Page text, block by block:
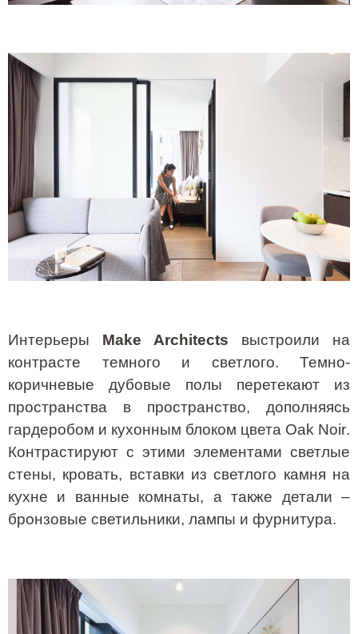
Интерьеры Make Architects
выстроили на
контрасте темного и светлого. Темно-
коричневые дубовые полы перетекают из
пространства в пространство, дополняясь
гардеробом и кухонным блоком цвета Oak Noir.
Контрастируют с этими элементами светлые
стены, кровать, вставки из светлого камня на
кухне и ванные комнаты, а также детали –
бронзовые светильники, лампы и фурнитура.